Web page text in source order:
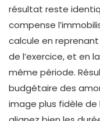
résultat reste
compense
calcule en
de l’exercice, et en
même période.
budgétaire des
image plus fidèle de